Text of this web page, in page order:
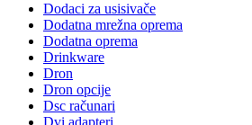
Dodaci za usisivače
Dodatna mrežna oprema
Dodatna oprema
Drinkware
Dron
Dron opcije
Dsc računari
Dvi adapteri